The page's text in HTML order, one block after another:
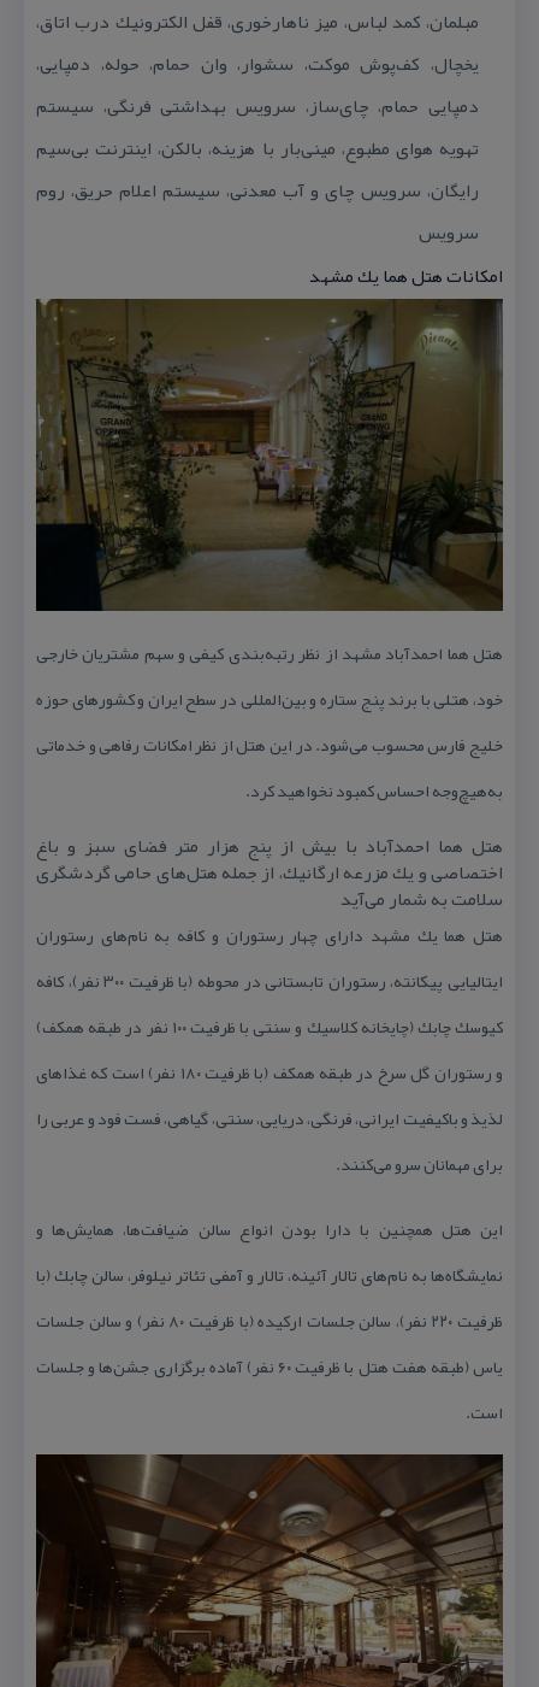
مبلمان، كمد لباس، میز ناهارخوری، قفل الكترونیك درب اتاق،
یخچال، كف‌پوش موكت، سشوار، وان حمام، حوله، دمپایی،
دمپایی حمام، چای‌ساز، سرویس بهداشتی فرنگی، سیستم
تهویه هوای مطبوع، مینی‌بار با هزینه، بالكن، اینترنت بی‌سیم
رایگان، سرویس چای و آب معدنی، سیستم اعلام حریق، روم
سرویس
امكانات هتل هما یك مشهد
هتل هما احمدآباد مشهد از نظر رتبه‌بندی كیفی و سهم مشتریان خارجی
خود، هتلی با برند پنج ستاره و بین‌المللی در سطح ایران و كشورهای حوزه
خلیج فارس محسوب می‌شود. در این هتل از نظر امكانات رفاهی و خدماتی
به‌هیچ‌وجه احساس كمبود نخواهید كرد.
هتل هما احمدآباد با بیش از پنج هزار متر فضای سبز و باغ
اختصاصی و یك مزرعه ارگانیك، از جمله هتل‌های حامی گردشگری
سلامت به شمار می‌آید
هتل هما یك مشهد دارای چهار رستوران و كافه به نام‌های رستوران
ایتالیایی پیكانته، رستوران تابستانی در محوطه (با ظرفیت ۳۰۰ نفر)، كافه
كیوسك چابك (چایخانه كلاسیك و سنتی با ظرفیت ۱۰۰ نفر در طبقه همكف)
و رستوران گل سرخ در طبقه همكف (با ظرفیت ۱۸۰ نفر) است كه غذاهای
لذیذ و باكیفیتایرانی، فرنگی، دریایی، سنتی، گیاهی، فست فود و عربیرا
برای مهمانان سرو می‌كنند.
این هتل همچنین با دارا بودن انواع سالن ضیافت‌ها، همایش‌ها و
نمایشگاه‌ها به نام‌های تالار آئینه، تالار و آمفی تئاتر نیلوفر، سالن چابك (با
ظرفیت ۲۲۰ نفر)، سالن جلسات اركیده (با ظرفیت ۸۰ نفر) و سالن جلسات
یاس (طبقه هفت هتل با ظرفیت ۶۰ نفر) آماده برگزاری جشن‌ها و جلسات
است.